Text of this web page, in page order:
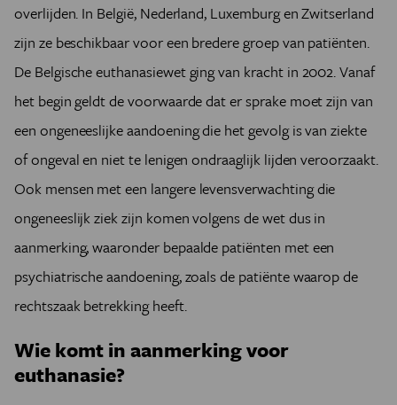
overlijden. In België, Nederland, Luxemburg en Zwitserland
zijn ze beschikbaar voor een bredere groep van patiënten.
De Belgische euthanasiewet ging van kracht in 2002. Vanaf
het begin geldt de voorwaarde dat er sprake moet zijn van
een ongeneeslijke aandoening die het gevolg is van ziekte
of ongeval en niet te lenigen ondraaglijk lijden veroorzaakt.
Ook mensen met een langere levensverwachting die
ongeneeslijk ziek zijn komen volgens de wet dus in
aanmerking, waaronder bepaalde patiënten met een
psychiatrische aandoening, zoals de patiënte waarop de
rechtszaak betrekking heeft.
Wie komt in aanmerking voor
euthanasie?